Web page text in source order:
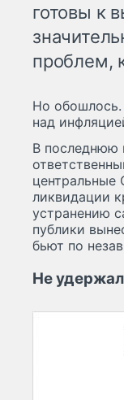
готовы к
проблем,
Но обошлось.
над
В последнюю
центральные
ликвидации
устранению
публики
бьют по
Не